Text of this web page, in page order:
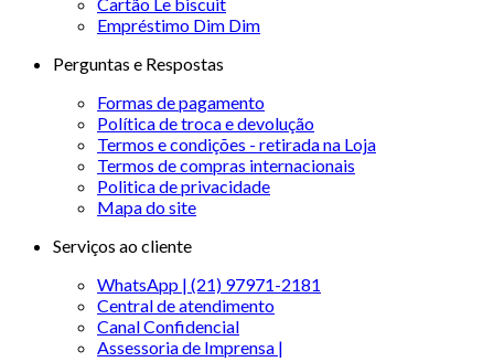
Empréstimo Dim Dim
Perguntas e Respostas
Formas de pagamento
Política de troca e devolução
Termos e condições - retirada na Loja
Termos de compras internacionais
Politica de privacidade
Mapa do site
Serviços ao cliente
WhatsApp | (21) 97971-2181
Central de atendimento
Canal Confidencial
Assessoria de Imprensa |